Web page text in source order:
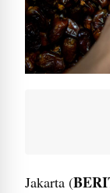
Jakarta (